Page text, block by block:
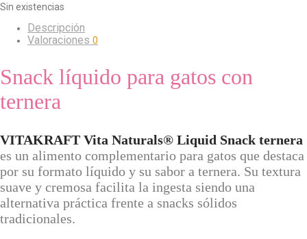
Sin existencias
Descripción
Valoraciones 0
Snack líquido para gatos con
ternera
VITAKRAFT Vita Naturals® Liquid Snack ternera
es un alimento complementario para gatos que destaca
por su formato líquido y su sabor a ternera. Su textura
suave y cremosa facilita la ingesta siendo una
alternativa práctica frente a snacks sólidos
tradicionales.